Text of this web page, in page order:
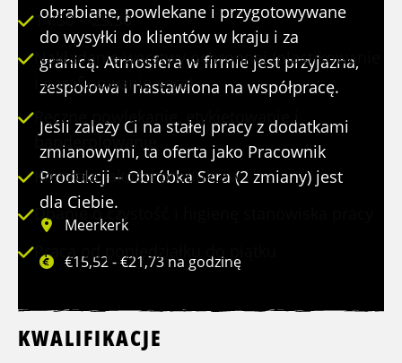
obrabiane, powlekane i przygotowywane
do wysyłki do klientów w kraju i za
granicą. Atmosfera w firmie jest przyjazna,
zespołowa i nastawiona na współpracę.
Jeśli zależy Ci na stałej pracy z dodatkami
zmianowymi, ta oferta jako Pracownik
Produkcji – Obróbka Sera (2 zmiany) jest
dla Ciebie.
Meerkerk
€15,52 - €21,73 na godzinę
14:30 – 23:30
Nakładanie warstwy ochronnej (plastikowanie
i parafinowanie sera)
Ręczne powlekanie, etykietowanie i
banderolowanie
Kontrola jakości produktów
Dbanie o czystość i higienę stanowiska pracy
Praca od poniedziałku do piątku
KWALIFIKACJE